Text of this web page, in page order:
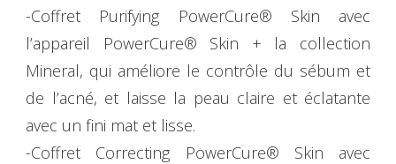
-Coffret Purifying PowerCure® Skin avec
l’appareil PowerCure® Skin + la collection
Mineral, qui améliore le contrôle du sébum et
de l’acné, et laisse la peau claire et éclatante
avec un fini mat et lisse.
-Coffret Correcting PowerCure® Skin avec